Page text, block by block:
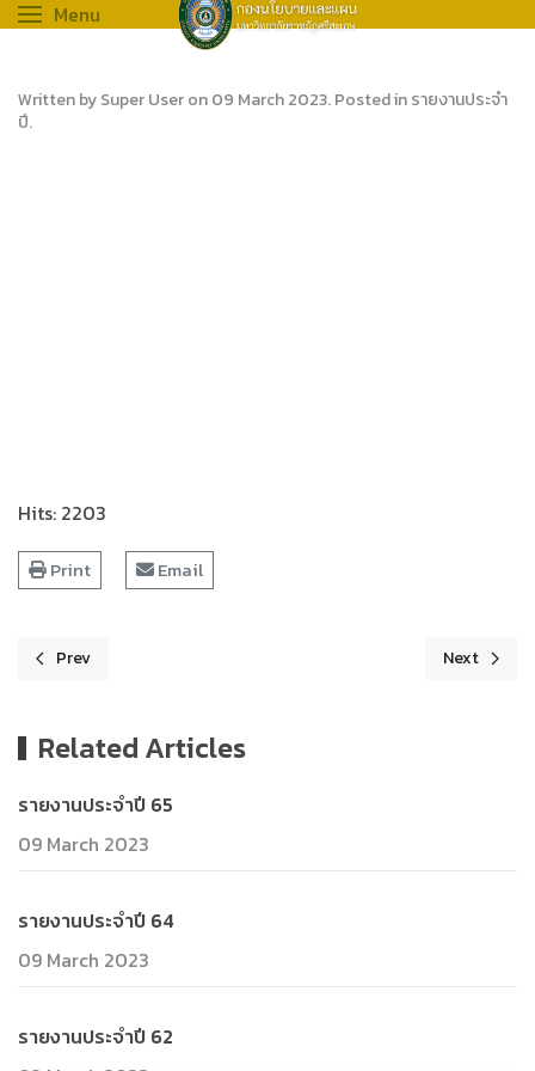
Menu
Written by Super User on09 March 2023. Posted inรายงานประจำ
ปี.
Hits: 2203
Print Email
Previous article: รายงานประจำปี 64
Prev Next
Next
Related Articles
รายงานประจำปี 65
09 March 2023
รายงานประจำปี 64
09 March 2023
รายงานประจำปี 62